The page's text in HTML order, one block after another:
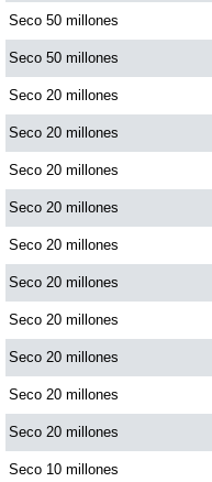
Paisita Día
Paisita Noche
Paisita 3
Pick 3 Día
Pick 3 Noche
Pick 4 Día
Pick 4 Noche
Seco 50 millones
Seco 50 millones
Seco 20 millones
Seco 20 millones
Seco 20 millones
Seco 20 millones
Seco 20 millones
Seco 20 millones
Seco 20 millones
Seco 20 millones
Seco 20 millones
Seco 20 millones
Seco 10 millones